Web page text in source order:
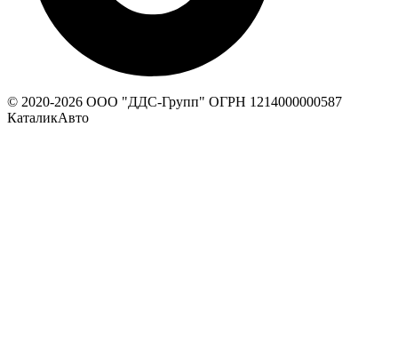
© 2020-2026 ООО "ДДС-Групп" ОГРН 1214000000587
КаталикАвто